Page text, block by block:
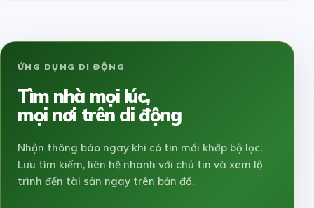
ỨNG DỤNG DI ĐỘNG
Tìm nhà mọi lúc,
mọi nơi trên di động
Nhận thông báo ngay khi có tin mới khớp bộ lọc.
Lưu tìm kiếm, liên hệ nhanh với chủ tin và xem lộ
trình đến tài sản ngay trên bản đồ.